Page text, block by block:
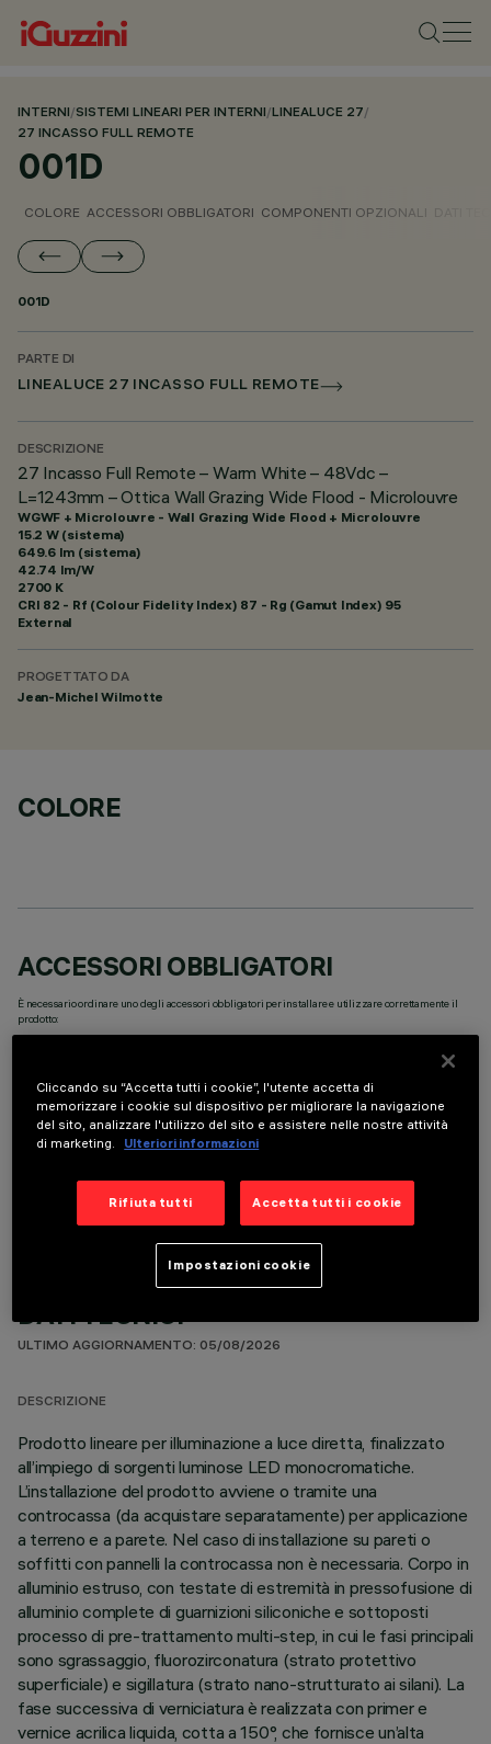
INTERNI/SISTEMI LINEARI PER INTERNI/LINEALUCE 27/
27 INCASSO FULL REMOTE
001D
COLORE ACCESSORI OBBLIGATORI COMPONENTI OPZIONALI
001D
PARTE DI
LINEALUCE 27 INCASSO FULL REMOTE
DESCRIZIONE
27 Incasso Full Remote – Warm White – 48Vdc –
L=1243mm – Ottica Wall Grazing Wide Flood - Microlouvre
WGWF + Microlouvre - Wall Grazing Wide Flood + Microlouvre
15.2 W (sistema)
649.6 lm (sistema)
42.74 lm/W
2700 K
CRI 82 - Rf (Colour Fidelity Index) 87 - Rg (Gamut Index) 95
External
PROGETTATO DA
Jean-Michel Wilmotte
COLORE
ACCESSORI OBBLIGATORI
È necessario ordinare uno degli accessori obbligatori per installare e utilizzare correttamente il
prodotto:
COMPONENTI OPZIONALI
DATI TECNICI
ULTIMO AGGIORNAMENTO: 05/08/2026
DESCRIZIONE
Prodotto lineare per illuminazione a luce diretta, finalizzato
all’impiego di sorgenti luminose LED monocromatiche.
L’installazione del prodotto avviene o tramite una
controcassa (da acquistare separatamente) per applicazione
a terreno e a parete. Nel caso di installazione su pareti o
soffitti con pannelli la controcassa non è necessaria. Corpo in
alluminio estruso, con testate di estremità in pressofusione di
alluminio complete di guarnizioni siliconiche e sottoposti
processo di pre-trattamento multi-step, in cui le fasi principali
sono sgrassaggio, fluorozirconatura (strato protettivo
superficiale) e sigillatura (strato nano-strutturato ai silani). La
fase successiva di verniciatura è realizzata con primer e
vernice acrilica liquida, cotta a 150°, che fornisce un’alta
Cliccando su “Accetta tutti i cookie”, l'utente accetta di
memorizzare i cookie sul dispositivo per migliorare la navigazione
del sito, analizzare l'utilizzo del sito e assistere nelle nostre attività
di marketing. Ulteriori informazioni
Rifiuta tutti Accetta tutti i cookie
Impostazioni cookie